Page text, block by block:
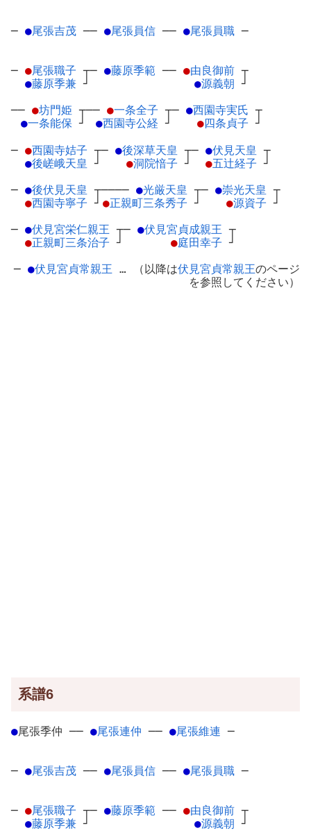
─ ●尾張吉茂 ── ●尾張員信 ── ●尾張員職 ─
─ ●尾張職子 ┬
●藤原季兼 ┘
─ ●藤原季範 ── ●由良御前 ┬
●源義朝 ┘
── ●坊門姫 ┬
●一条能保 ┘
── ●一条全子 ┬
●西園寺公経 ┘
─ ●西園寺実氏 ┬
●四条貞子 ┘
─ ●西園寺姞子 ┬
●後嵯峨天皇 ┘
─ ●後深草天皇 ┬
●洞院愔子 ┘
─ ●伏見天皇 ┬
●五辻経子 ┘
─ ●後伏見天皇 ┬
●西園寺寧子 ┘
──── ●光厳天皇 ┬
●正親町三条秀子 ┘
─ ●崇光天皇 ┬
●源資子 ┘
─ ●伏見宮栄仁親王 ┬
●正親町三条治子 ┘
─ ●伏見宮貞成親王 ┬
●庭田幸子 ┘
─ ●伏見宮貞常親王 … （以降は伏見宮貞常親王のページ
を参照してください）
系譜6
●尾張季仲 ── ●尾張連仲 ── ●尾張維連 ─
─ ●尾張吉茂 ── ●尾張員信 ── ●尾張員職 ─
─ ●尾張職子 ┬
●藤原季兼 ┘
─ ●藤原季範 ── ●由良御前 ┬
●源義朝 ┘